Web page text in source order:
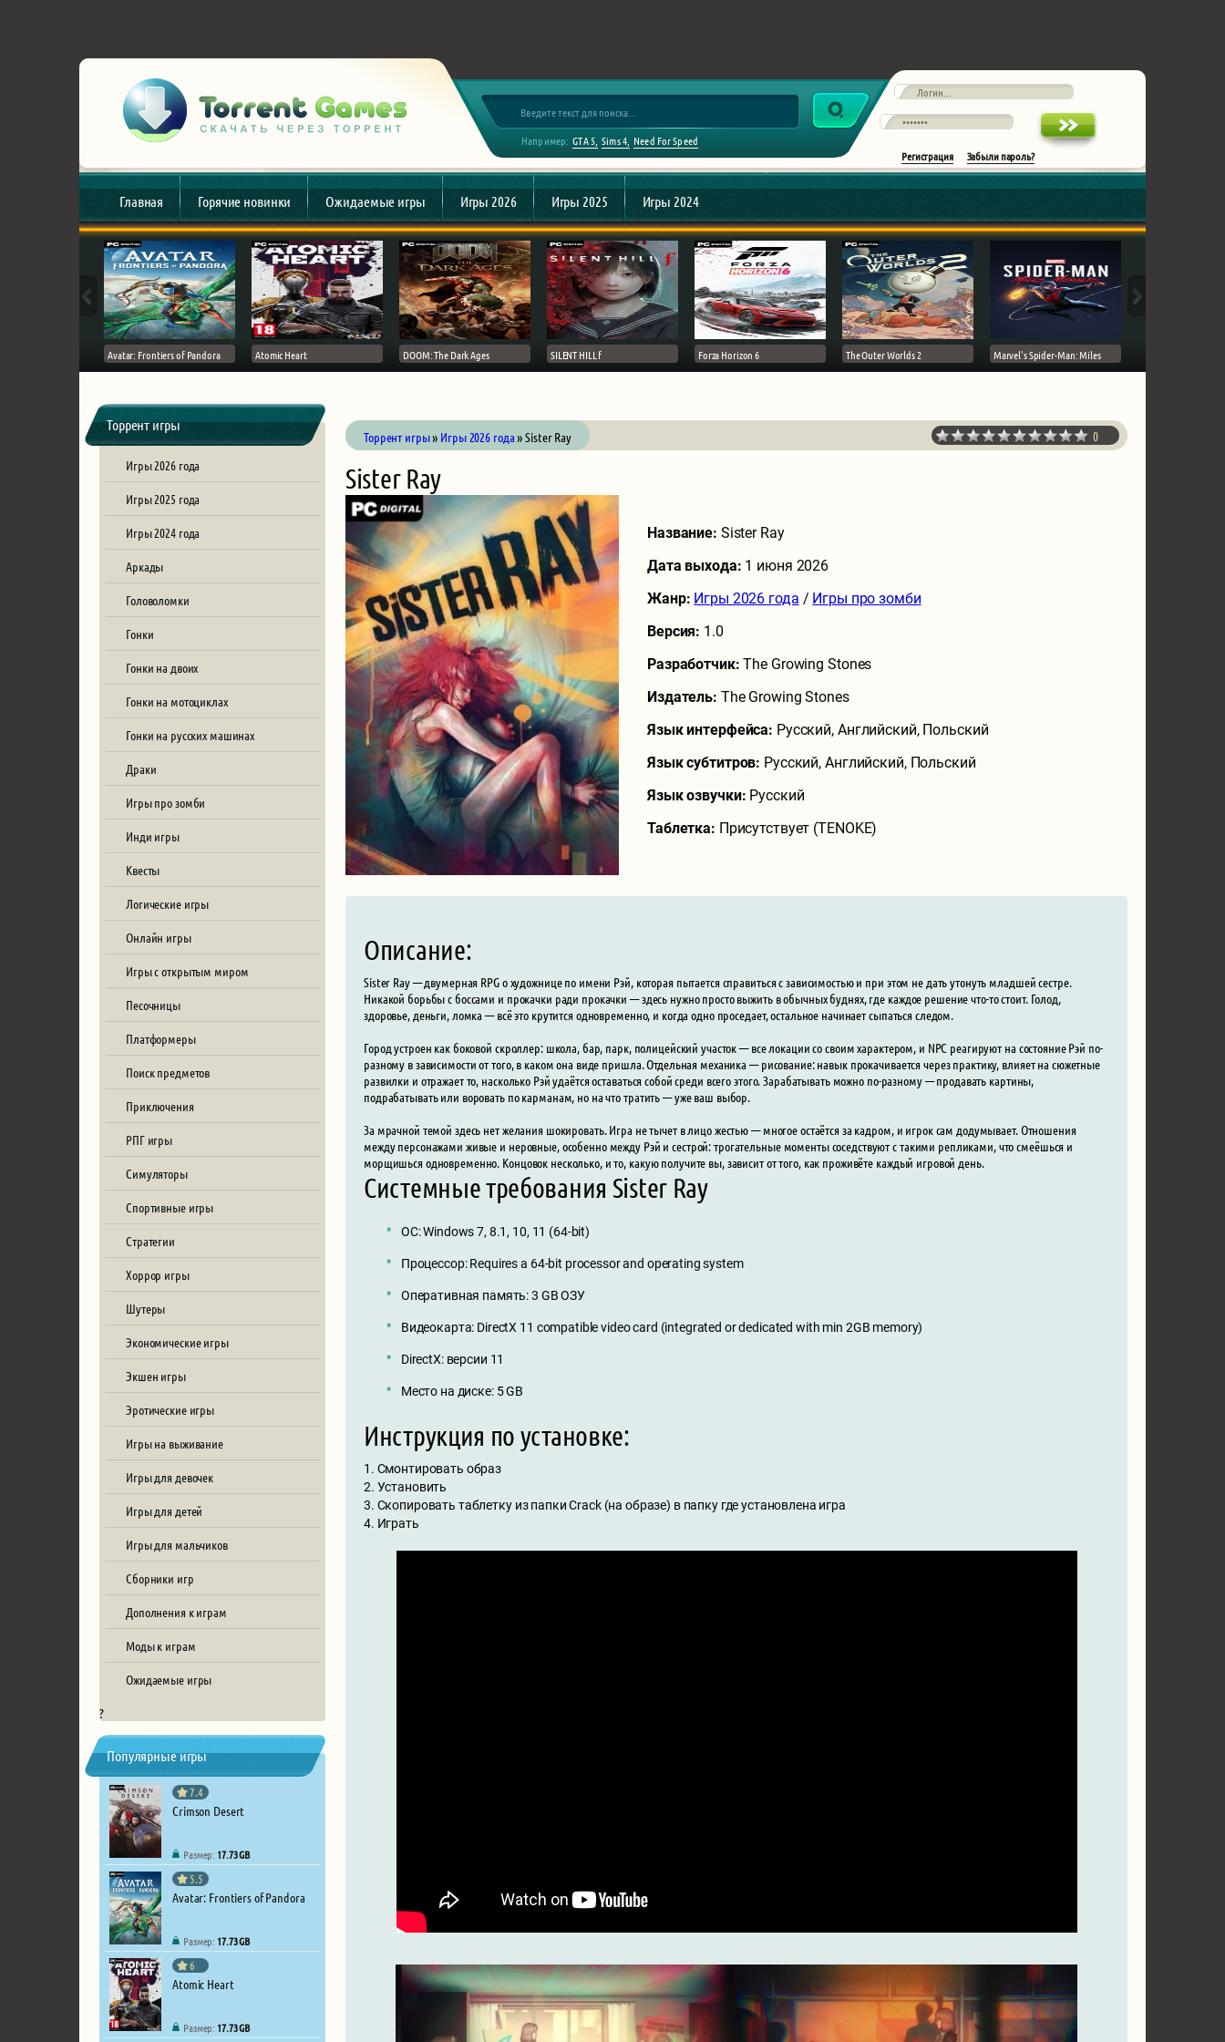
Например: GTA 5 Sims 4 Need For Speed
Регистрация
Забыли пароль?
Главная Горячие новинки Ожидаемые игры Игры 2026 Игры 2025 Игры 2024
Avatar: Frontiers of Pandora Atomic Heart DOOM: The Dark Ages SILENT HILL f Forza Horizon 6 The Outer Worlds 2 Marvel's Spider-Man: Miles
Торрент игры
Игры 2026 года
Игры 2025 года
Игры 2024 года
Аркады
Головоломки
Гонки
Гонки на двоих
Гонки на мотоциклах
Гонки на русских машинах
Драки
Игры про зомби
Инди игры
Квесты
Логические игры
Онлайн игры
Игры с открытым миром
Песочницы
Платформеры
Поиск предметов
Приключения
РПГ игры
Симуляторы
Спортивные игры
Стратегии
Хоррор игры
Шутеры
Экономические игры
Экшен игры
Эротические игры
Игры на выживание
Игры для девочек
Игры для детей
Игры для мальчиков
Сборники игр
Дополнения к играм
Моды к играм
Ожидаемые игры
?
Популярные игры
7.4
Crimson Desert
Размер: 17.73 GB
5.5
Avatar: Frontiers of Pandora
Размер: 17.73 GB
6
Atomic Heart
Размер: 17.73 GB
Торрент игры» Игры 2026 года» Sister Ray 0
Sister Ray
Название: Sister Ray
Дата выхода: 1 июня 2026
Жанр: Игры 2026 года / Игры про зомби
Версия: 1.0
Разработчик:The Growing Stones
Издатель: The Growing Stones
Язык интерфейса: Русский, Английский, Польский
Язык субтитров: Русский, Английский, Польский
Язык озвучки: Русский
Таблетка: Присутствует (TENOKE)
Описание:
Sister Ray — двумерная RPG о художнице по имени Рэй, которая пытается справиться с зависимостью и при этом не дать утонуть младшей сестре.
Никакой борьбы с боссами и прокачки ради прокачки — здесь нужно просто выжить в обычных буднях, где каждое решение что-то стоит. Голод,
здоровье, деньги, ломка — всё это крутится одновременно, и когда одно проседает, остальное начинает сыпаться следом.
Город устроен как боковой скроллер: школа, бар, парк, полицейский участок — все локации со своим характером, и NPC реагируют на состояние Рэй по-
разному в зависимости от того, в каком она виде пришла. Отдельная механика — рисование: навык прокачивается через практику, влияет на сюжетные
развилки и отражает то, насколько Рэй удаётся оставаться собой среди всего этого. Зарабатывать можно по-разному — продавать картины,
подрабатывать или воровать по карманам, но на что тратить — уже ваш выбор.
За мрачной темой здесь нет желания шокировать. Игра не тычет в лицо жестью — многое остаётся за кадром, и игрок сам додумывает. Отношения
между персонажами живые и неровные, особенно между Рэй и сестрой: трогательные моменты соседствуют с такими репликами, что смеёшься и
морщишься одновременно. Концовок несколько, и то, какую получите вы, зависит от того, как проживёте каждый игровой день.
Системные требования Sister Ray
ОС: Windows 7, 8.1, 10, 11 (64-bit)
Процессор: Requires a 64-bit processor and operating system
Оперативная память: 3 GB ОЗУ
Видеокарта: DirectX 11 compatible video card (integrated or dedicated with min 2GB memory)
DirectX: версии 11
Место на диске: 5 GB
Инструкция по установке:
1. Смонтировать образ
2. Установить
3. Скопировать таблетку из папки Crack (на образе) в папку где установлена игра
4. Играть